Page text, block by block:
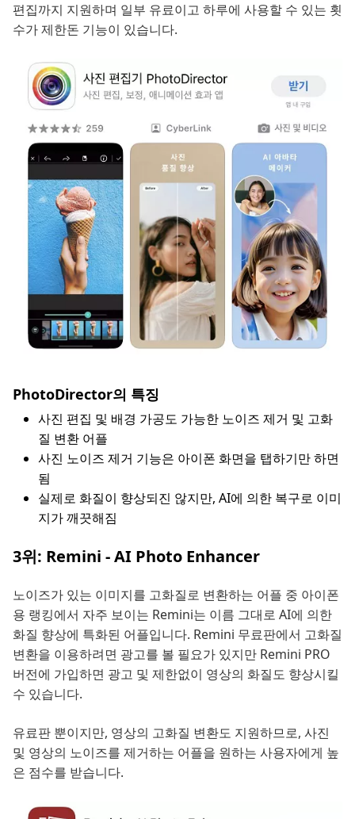
편집까지 지원하며 일부 유료이고 하루에 사용할 수 있는 횟
수가 제한돈 기능이 있습니다.
PhotoDirector의 특징
사진 편집 및 배경 가공도 가능한 노이즈 제거 및 고화
질 변환 어플
사진 노이즈 제거 기능은 아이폰 화면을 탭하기만 하면
됨
실제로 화질이 향상되진 않지만, AI에 의한 복구로 이미
지가 깨끗해짐
3위: Remini - AI Photo Enhancer
노이즈가 있는 이미지를 고화질로 변환하는 어플 중 아이폰
용 랭킹에서 자주 보이는 Remini는 이름 그대로 AI에 의한
화질 향상에 특화된 어플입니다. Remini 무료판에서 고화질
변환을 이용하려면 광고를 볼 필요가 있지만 Remini PRO
버전에 가입하면 광고 및 제한없이 영상의 화질도 향상시킬
수 있습니다.
유료판 뿐이지만, 영상의 고화질 변환도 지원하므로, 사진
및 영상의 노이즈를 제거하는 어플을 원하는 사용자에게 높
은 점수를 받습니다.